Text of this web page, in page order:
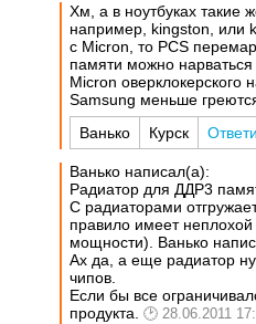
Хм, а в ноутбуках такие
например, kingston, или
с Micron, то PCS
памяти можно
Micron оверклокерского
Samsung меньше
Ванько Курск
Ванько написал(а):
Радиатор для ДДР3
С радиаторами
правило имеет
мощности). Ванько
Ах да, а еще радиатор
чипов.
Если бы все
продукта.
28.06.2011